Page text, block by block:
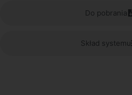
Do pobrania
Skład systemu